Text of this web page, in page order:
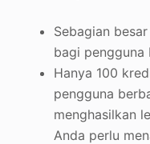
Sebagian
bagi pengguna
Hanya 100
pengguna
menghasilkan
Anda perlu